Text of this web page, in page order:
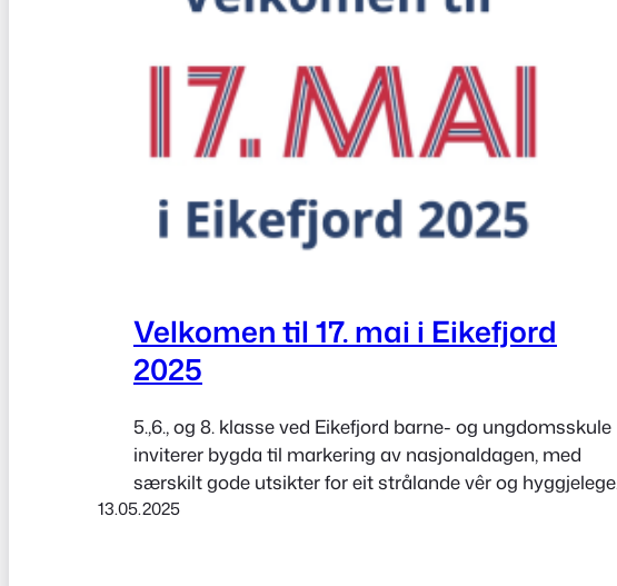
Velkomen til 17. mai i Eikefjord
2025
5.,6., og 8. klasse ved Eikefjord barne- og ungdomsskule
inviterer bygda til markering av nasjonaldagen, med
særskilt gode utsikter for eit strålande vêr og hyggjelege
augneblink med sambygdingar og besøkjande frå andre
13.05.2025